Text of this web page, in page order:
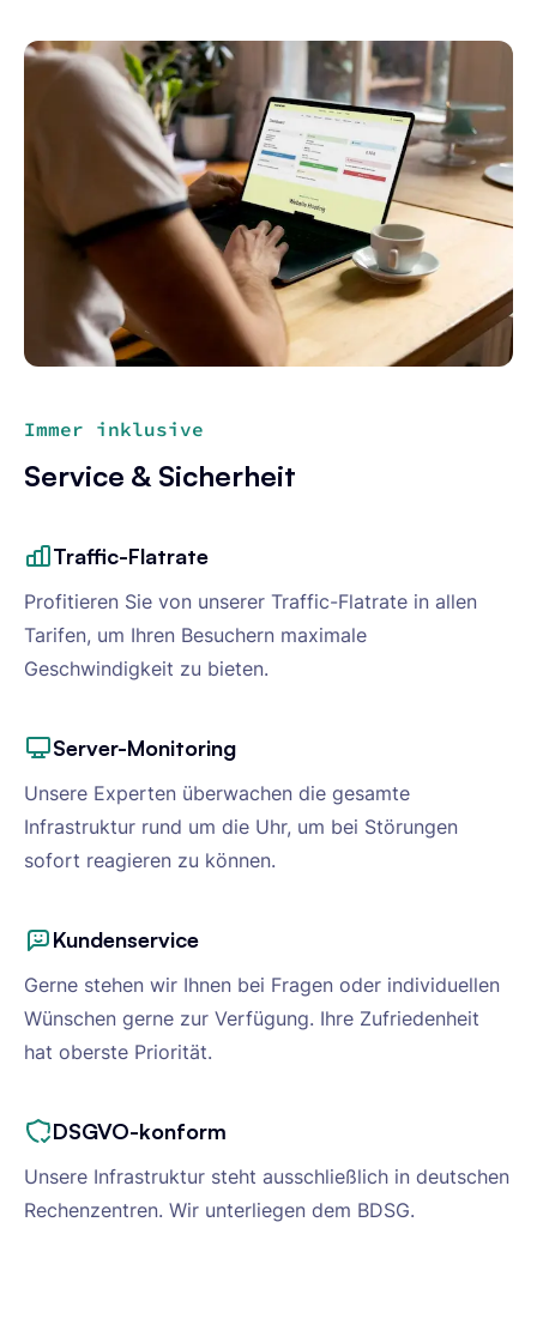
Immer inklusive
Service & Sicherheit
Traffic-Flatrate
Profitieren Sie von unserer Traffic-Flatrate in allen
Tarifen, um Ihren Besuchern maximale
Geschwindigkeit zu bieten.
Server-Monitoring
Unsere Experten überwachen die gesamte
Infrastruktur rund um die Uhr, um bei Störungen
sofort reagieren zu können.
Kundenservice
Gerne stehen wir Ihnen bei Fragen oder individuellen
Wünschen gerne zur Verfügung. Ihre Zufriedenheit
hat oberste Priorität.
DSGVO-konform
Unsere Infrastruktur steht ausschließlich in deutschen
Rechenzentren. Wir unterliegen dem BDSG.